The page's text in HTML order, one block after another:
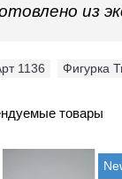
из
1136 Фигурка
товары